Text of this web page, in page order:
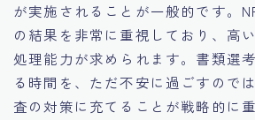
が実施されることが一般的です。
の結果を非常に重視しており、高
処理能力が求められます。書類選
る時間を、ただ不安に過ごすので
査の対策に充てることが戦略的に重